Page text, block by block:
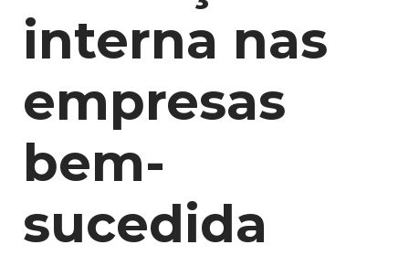
interna nas
empresas
bem-
sucedida